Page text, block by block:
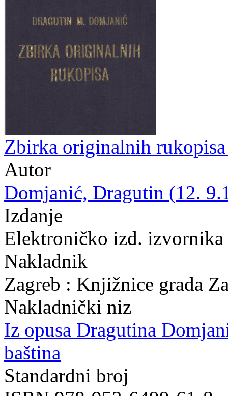
Zbirka originalnih
Autor
Domjanić, Dragutin (12.
Izdanje
Elektroničko izd. izvornika
Nakladnik
Zagreb : Knjižnice grada
Nakladnički niz
Iz opusa Dragutina
baština
Standardni broj